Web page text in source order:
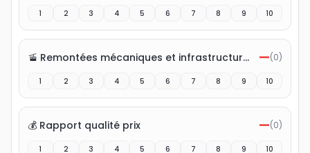
1 2 3 4 5 6 7 8 9 10
🚡 Remontées mécaniques et infrastructures —(0)
1 2 3 4 5 6 7 8 9 10
💰 Rapport qualité prix —(0)
1 2 3 4 5 6 7 8 9 10